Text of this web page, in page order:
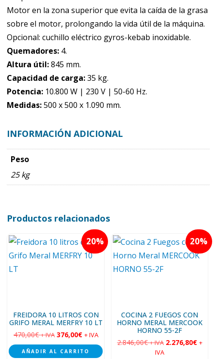
Motor en la zona superior que evita la caída de la grasa
sobre el motor, prolongando la vida útil de la máquina.
Opcional: cuchillo eléctrico gyros-kebab inoxidable.
Quemadores: 4.
Altura útil:845 mm.
Capacidad de carga:35 kg.
Potencia: 10.800 W | 230 V | 50-60 Hz.
Medidas:500 x 500 x 1.090 mm.
INFORMACIÓN ADICIONAL
Peso
25 kg
Productos relacionados
20
FREIDORA 10 LITROS CON
GRIFO MERAL MERFRY 10 LT
470,00€ + IVA 376,00€ + IVA
AÑADIR AL CARRITO
20
COCINA 2 FUEGOS CON
HORNO MERAL MERCOOK
HORNO 55-2F
2.846,00€ + IVA 2.276,80€ +
IVA